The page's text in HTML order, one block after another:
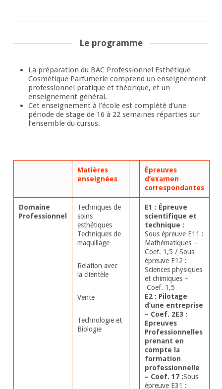
Le programme
La préparation du BAC Professionnel Esthétique
Cosmétique Parfumerie comprend un enseignement
professionnel pratique et théorique, et un
enseignement général.
Cet enseignement à l’école est complété d’une
période de stage de 16 à 22 semaines réparties sur
l’ensemble du cursus.
Matières
enseignées
Épreuves
d’examen
correspondantes
Domaine
Professionnel
Techniques de
soins
esthétiques
Techniques de
maquillage
Relation avec
la clientèle
Vente
Technologie et
Biologie
E1 : Épreuve
scientifique et
technique :
Sous épreuve E11 :
Mathématiques –
Coef. 1,5 / Sous
épreuve E12 :
Sciences physiques
et chimiques –
Coef. 1,5
E2 : Pilotage
d’une entreprise
– Coef. 2E3 :
Epreuves
Professionnelles
prenant en
compte la
formation
professionnelle
– Coef. 17 :Sous
épreuve E31 :